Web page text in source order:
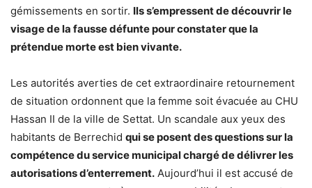
gémissements en sortir. Ils s’empressent de découvrir le
visage de la fausse défunte pour constater que la
prétendue morte est bien vivante.
Les autorités averties de cet extraordinaire retournement
de situation ordonnent que la femme soit évacuée au CHU
Hassan II de la ville de Settat. Un scandale aux yeux des
habitants de Berrechid qui se posent des questions sur la
compétence du service municipal chargé de délivrer les
autorisations d’enterrement. Aujourd’hui il est accusé de